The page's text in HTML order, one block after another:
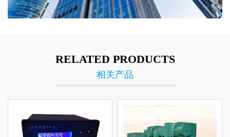
RELATED PRODUCTS
相关产品